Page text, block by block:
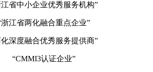
江省中小企业优秀服务机构”
浙江省两化融合重点企业”
化深度融合优秀服务提供商”
“CMMI3认证企业”